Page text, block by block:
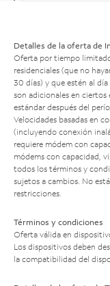
Detalles de la oferta de
Oferta por tiempo
residenciales (que no
30 días) y que estén al
son adicionales en ciertos
estándar después del
Velocidades basadas en
(incluyendo conexión
requiere módem con
módems con capacidad,
todos los términos y
sujetos a cambios. No
restricciones.
Términos y condiciones
Oferta válida en
Los dispositivos deben
la compatibilidad del